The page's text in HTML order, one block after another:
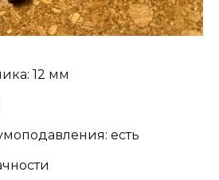
12 мм
есть